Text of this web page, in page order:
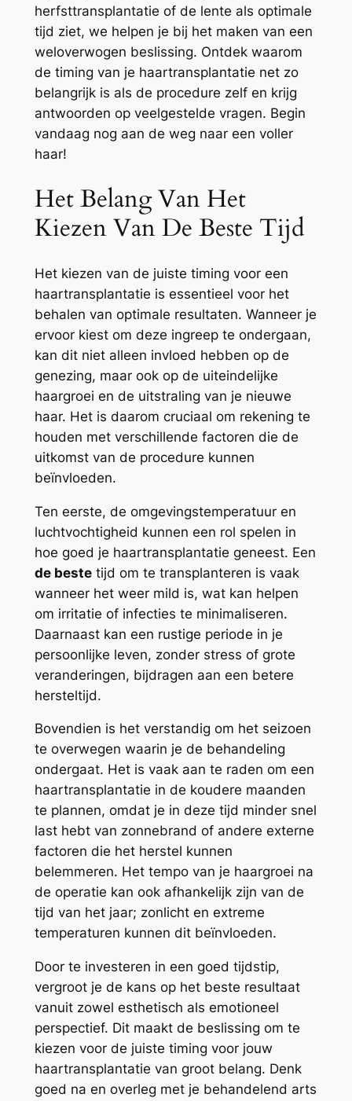
herfsttransplantatie of de lente als optimale
tijd ziet, we helpen je bij het maken van een
weloverwogen beslissing. Ontdek waarom
de timing van je haartransplantatie net zo
belangrijk is als de procedure zelf en krijg
antwoorden op veelgestelde vragen. Begin
vandaag nog aan de weg naar een voller
haar!
Het Belang Van Het
Kiezen Van De Beste Tijd
Het kiezen van de juiste timing voor een
haartransplantatie is essentieel voor het
behalen van optimale resultaten. Wanneer je
ervoor kiest om deze ingreep te ondergaan,
kan dit niet alleen invloed hebben op de
genezing, maar ook op de uiteindelijke
haargroei en de uitstraling van je nieuwe
haar. Het is daarom cruciaal om rekening te
houden met verschillende factoren die de
uitkomst van de procedure kunnen
beïnvloeden.
Ten eerste, de omgevingstemperatuur en
luchtvochtigheid kunnen een rol spelen in
hoe goed je haartransplantatie geneest. Een
de bestetijd om te transplanteren is vaak
wanneer het weer mild is, wat kan helpen
om irritatie of infecties te minimaliseren.
Daarnaast kan een rustige periode in je
persoonlijke leven, zonder stress of grote
veranderingen, bijdragen aan een betere
hersteltijd.
Bovendien is het verstandig om het seizoen
te overwegen waarin je de behandeling
ondergaat. Het is vaak aan te raden om een
haartransplantatie in de koudere maanden
te plannen, omdat je in deze tijd minder snel
last hebt van zonnebrand of andere externe
factoren die het herstel kunnen
belemmeren. Het tempo van je haargroei na
de operatie kan ook afhankelijk zijn van de
tijd van het jaar; zonlicht en extreme
temperaturen kunnen dit beïnvloeden.
Door te investeren in een goed tijdstip,
vergroot je de kans op het beste resultaat
vanuit zowel esthetisch als emotioneel
perspectief. Dit maakt de beslissing om te
kiezen voor de juiste timing voor jouw
haartransplantatie van groot belang. Denk
goed na en overleg met je behandelend arts